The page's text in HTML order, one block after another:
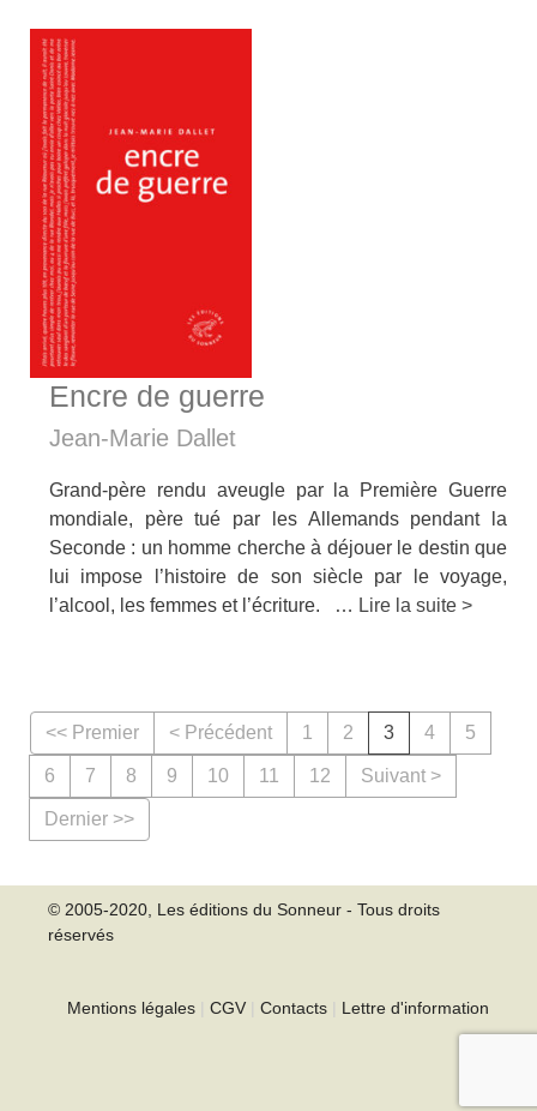
Encre de guerre
Jean-Marie Dallet
Grand-père rendu aveugle par la Première Guerre
mondiale, père tué par les Allemands pendant la
Seconde : un homme cherche à déjouer le destin que
lui impose l’histoire de son siècle par le voyage,
l’alcool, les femmes et l’écriture. … Lire la suite >
<< Premier < Précédent 1 2 3 4 5
6 7 8 9 10 11 12 Suivant >
Dernier >>
© 2005-2020, Les éditions du Sonneur - Tous droits
réservés
Mentions légales CGV Contacts Lettre d'information